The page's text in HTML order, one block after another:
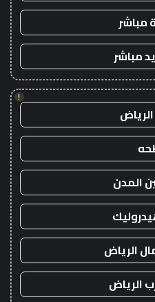
مباشر
مباشر
!
المدن
الرياض
الرياض